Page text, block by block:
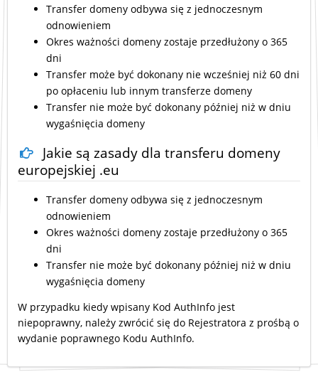
Transfer domeny odbywa się z jednoczesnym
odnowieniem
Okres ważności domeny zostaje przedłużony o 365
dni
Transfer może być dokonany nie wcześniej niż 60 dni
po opłaceniu lub innym transferze domeny
Transfer nie może być dokonany później niż w dniu
wygaśnięcia domeny
Jakie są zasady dla transferu domeny
europejskiej .eu
Transfer domeny odbywa się z jednoczesnym
odnowieniem
Okres ważności domeny zostaje przedłużony o 365
dni
Transfer nie może być dokonany później niż w dniu
wygaśnięcia domeny
W przypadku kiedy wpisany Kod AuthInfo jest
niepoprawny, należy zwrócić się do Rejestratora z prośbą o
wydanie poprawnego Kodu AuthInfo.